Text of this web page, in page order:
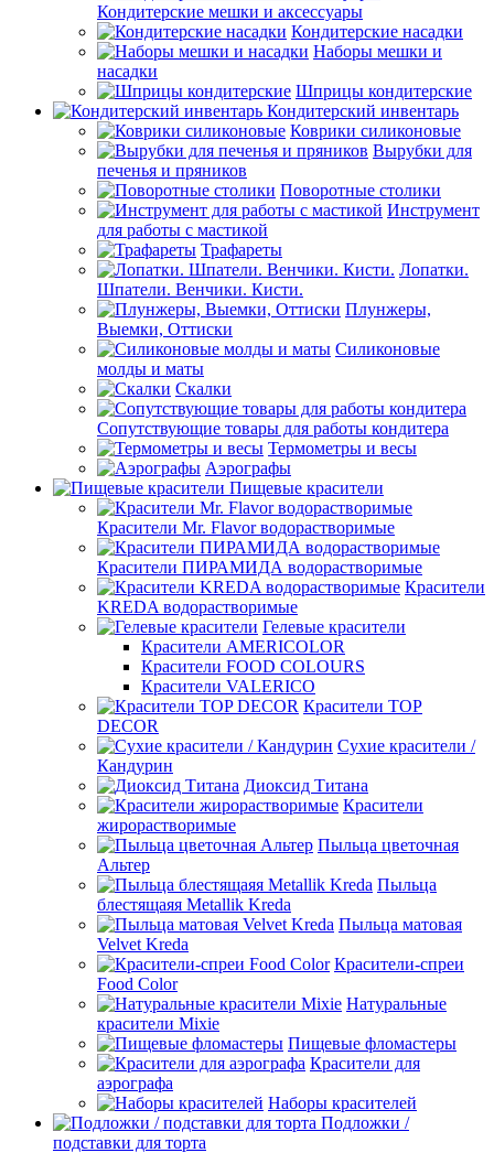
Кондитерские мешки и аксессуары
Кондитерские насадки
Наборы мешки и
насадки
Шприцы кондитерские
Кондитерский инвентарь
Коврики силиконовые
Вырубки для
печенья и пряников
Поворотные столики
Инструмент
для работы с мастикой
Трафареты
Лопатки.
Шпатели. Венчики. Кисти.
Плунжеры,
Выемки, Оттиски
Силиконовые
молды и маты
Скалки
Сопутствующие товары для работы кондитера
Термометры и весы
Аэрографы
Пищевые красители
Красители Mr. Flavor водорастворимые
Красители ПИРАМИДА водорастворимые
Красители
KREDA водорастворимые
Гелевые красители
Красители AMERICOLOR
Красители FOOD COLOURS
Красители VALERICO
Красители TOP
DECOR
Сухие красители /
Кандурин
Диоксид Титана
Красители
жирорастворимые
Пыльца цветочная
Альтер
Пыльца
блестящаяя Metallik Kreda
Пыльца матовая
Velvet Kreda
Красители-спреи
Food Color
Натуральные
красители Mixie
Пищевые фломастеры
Красители для
аэрографа
Наборы красителей
Подложки /
подставки для торта